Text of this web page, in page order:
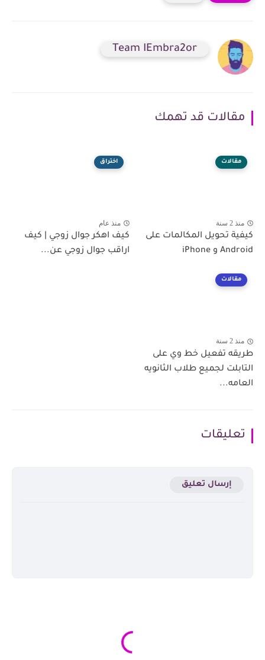
Team IEmbra2or
مقالات قد تهمك
مقالات
منذ 2 سنة
كيفية تحويل المكالمات على
Android و iPhone
اختراق
منذ عام
كيف اهكر جوال زوجي | كيف
اراقب جوال زوجي عن...
مقالات
منذ 2 سنة
طريقه تفعيل خط وي على
التابلت لجميع طلاب الثانويه
العامه...
تعليقات
إرسال تعليق